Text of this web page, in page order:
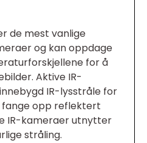
de mest vanlige
og kan oppdage
for å
Aktive IR-
IR-lysstråle for
opp reflektert
IR-kameraer utnytter
stråling.